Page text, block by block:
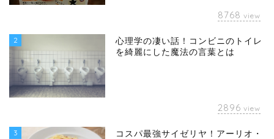
8768 view
2
心理学の凄い話！コンビニのトイレ
を綺麗にした魔法の言葉とは
2896 view
3
コスパ最強サイゼリヤ！アーリオ・